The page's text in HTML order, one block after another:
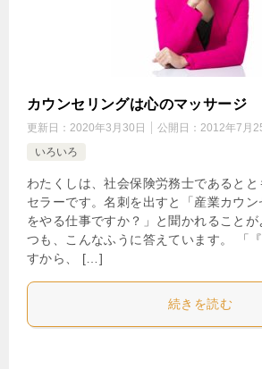
カウンセリングは心のマッサージ
更新日： 2020年3月30日 公開日： 2012年7月
いろいろ
わたくしは、社会保険労務士であると
セラーです。名刺を出すと「産業カウン
をやる仕事ですか？」と聞かれること
つも、こんなふうに答えています。 「
すから、 […]
続きを読む